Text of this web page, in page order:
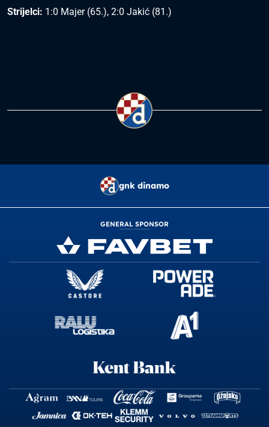
Strijelci: 1:0 Majer (65.), 2:0 Jakić (81.)
gnk dinamo
GENERAL SPONSOR